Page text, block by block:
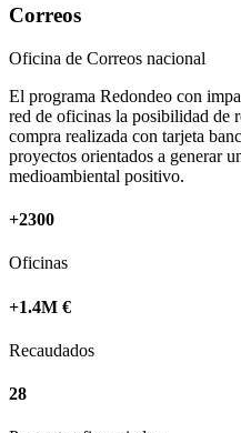
Correos
Oficina de Correos nacional
El programa Redondeo con
red de oficinas la posibilidad de
compra realizada con tarjeta
proyectos orientados a generar
medioambiental positivo.
+2300
Oficinas
+1.4M €
Recaudados
28